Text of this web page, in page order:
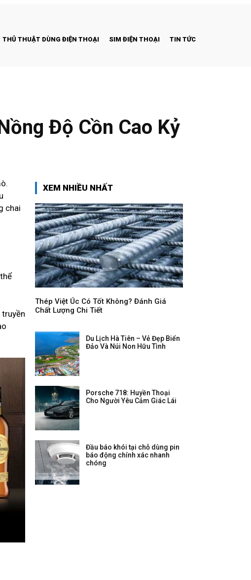
THỦ THUẬT DÙNG ĐIỆN THOẠI SIM ĐIỆN THOẠI TIN TỨC
Độ Cồn Cao Kỷ
chai
XEM NHIỀU NHẤT
Thép Việt Úc Có Tốt Không? Đánh Giá
Chất Lượng Chi Tiết
Du Lịch Hà Tiên – Vẻ Đẹp Biển
Đảo Và Núi Non Hữu Tình
Porsche 718: Huyền Thoại
Cho Người Yêu Cảm Giác Lái
Đầu báo khói tại chỗ dùng pin
báo động chính xác nhanh
chóng